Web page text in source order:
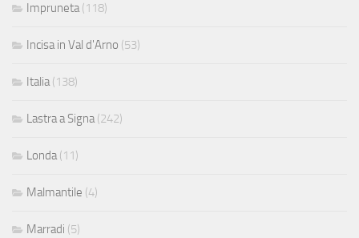
Impruneta(118)
Incisa in Val d'Arno (53)
Italia(138)
Lastra a Signa(242)
Londa(11)
Malmantile (4)
Marradi (5)